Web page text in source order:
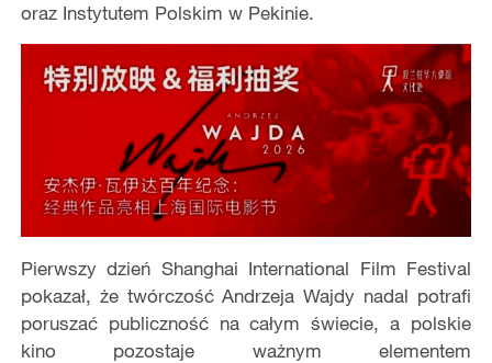
oraz Instytutem Polskim w Pekinie.
Pierwszy dzień Shanghai International Film Festival
pokazał, że twórczość Andrzeja Wajdy nadal potrafi
poruszać publiczność na całym świecie, a polskie
kino pozostaje ważnym elementem